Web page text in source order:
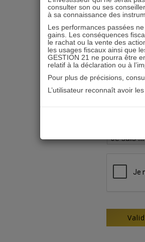
consulter son ou ses
à sa connaissance des
Les performances passées
gains. Les conséquences
le rachat ou la vente des
les usages fiscaux ainsi que
GESTION 21 ne pourra être
relatif à la déclaration ou à
Pour plus de précisions,
L’utilisateur reconnaît avoir